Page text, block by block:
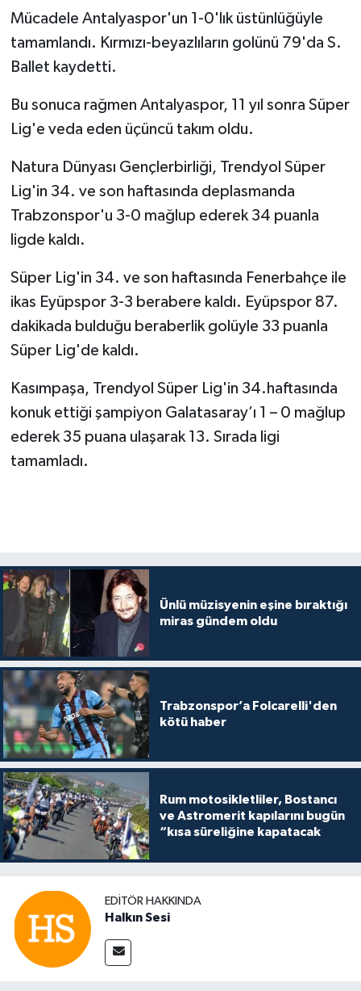
Mücadele Antalyaspor'un 1-0'lık üstünlüğüyle
tamamlandı. Kırmızı-beyazlıların golünü 79'da S.
Ballet kaydetti.
Bu sonuca rağmen Antalyaspor, 11 yıl sonra Süper
Lig'e veda eden üçüncü takım oldu.
Natura Dünyası Gençlerbirliği, Trendyol Süper
Lig'in 34. ve son haftasında deplasmanda
Trabzonspor'u 3-0 mağlup ederek 34 puanla
ligde kaldı.
Süper Lig'in 34. ve son haftasında Fenerbahçe ile
ikas Eyüpspor 3-3 berabere kaldı. Eyüpspor 87.
dakikada bulduğu beraberlik golüyle 33 puanla
Süper Lig'de kaldı.
Kasımpaşa, Trendyol Süper Lig'in 34.haftasında
konuk ettiği şampiyon Galatasaray’ı 1 – 0 mağlup
ederek 35 puana ulaşarak 13. Sırada ligi
tamamladı.
Ünlü müzisyenin eşine bıraktığı
miras gündem oldu
Trabzonspor’a Folcarelli'den
kötü haber
Rum motosikletliler, Bostancı
ve Astromerit kapılarını bugün
“kısa süreliğine kapatacak
EDITÖR HAKKINDA
Halkın Sesi